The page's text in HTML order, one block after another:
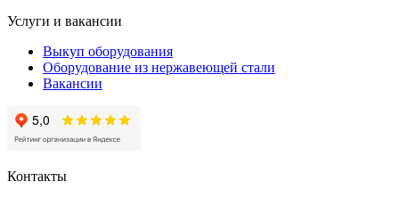
Услуги и вакансии
Выкуп оборудования
Оборудование из нержавеющей стали
Вакансии
Контакты